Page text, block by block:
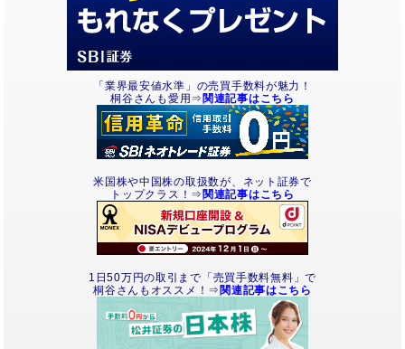
「業界最安値水準」の売買手数料が魅力！
桐谷さんも愛用⇒ 関連記事はこちら
米国株や中国株の取扱数が、ネット証券で
トップクラス！⇒ 関連記事はこちら
1日50万円の取引まで「売買手数料無料」で
桐谷さんもオススメ！⇒ 関連記事はこちら